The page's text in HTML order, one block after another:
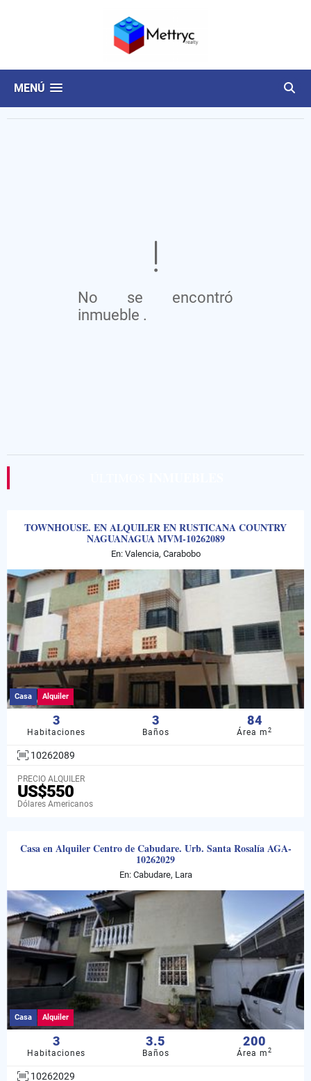
MENÚ
No se encontró
inmueble .
TOWNHOUSE. EN ALQUILER EN RUSTICANA COUNTRY
NAGUANAGUA MVM-10262089
En: Valencia, Carabobo
Casa Alquiler
3
Habitaciones
3
Baños
84
Área m2
10262089
PRECIO ALQUILER
US$550
Dólares Americanos
Casa en Alquiler Centro de Cabudare. Urb. Santa Rosalía AGA-
10262029
En: Cabudare, Lara
Casa Alquiler
3
Habitaciones
3.5
Baños
200
Área m2
10262029